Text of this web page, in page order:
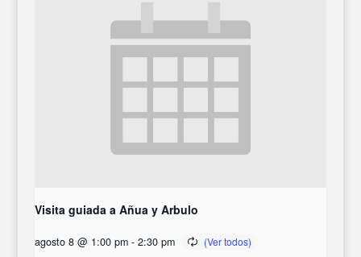
Visita guiada a Añua y Arbulo
agosto 8 @ 1:00 pm - 2:30 pm